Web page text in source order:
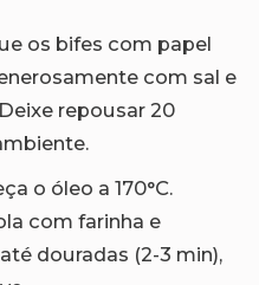
os bifes com papel
com sal e
repousar 20
o óleo a 170°C.
com farinha e
douradas (2-3 min),